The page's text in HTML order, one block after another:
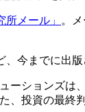
所メール」
。
今までに出
ションズ
投資の最終